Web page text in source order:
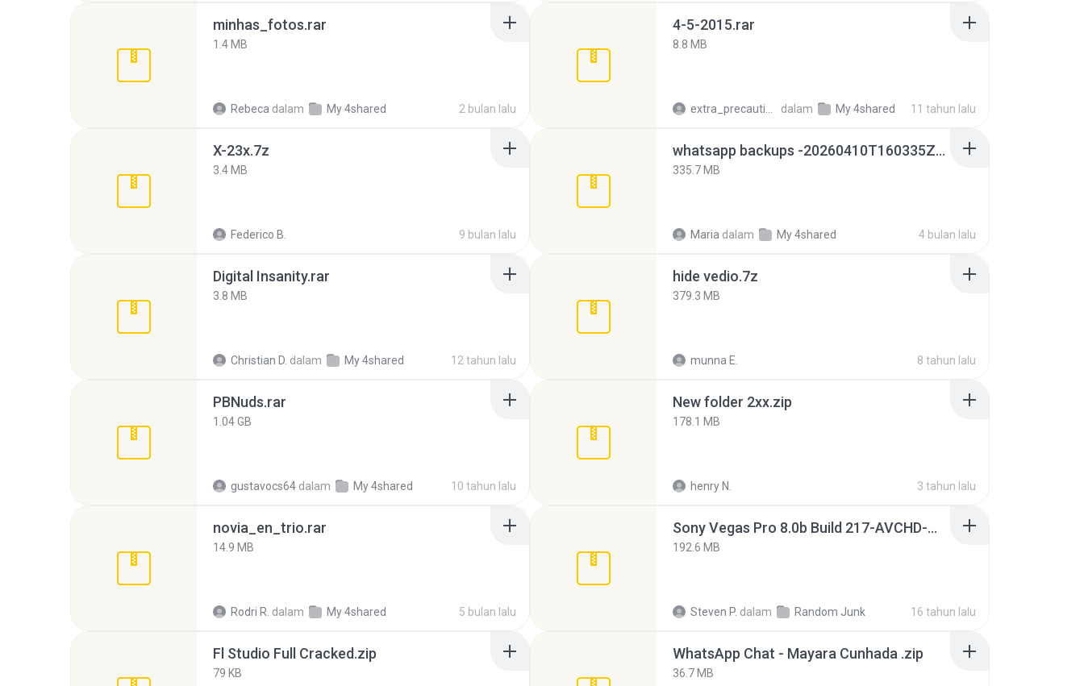
minhas_fotos.rar
1.4 MB
Rebeca dalam My 4shared 2 bulan lalu
4-5-2015.rar
8.8 MB
dalam My 4shared 11 tahun lalu
X-23x.7z
3.4 MB
Federico B. 9 bulan lalu
whatsapp backups -20260410T160335Z-3-001.zip
335.7 MB
Maria dalam My 4shared 4 bulan lalu
Digital Insanity.rar
3.8 MB
Christian D. dalam My 4shared 12 tahun lalu
hide vedio.7z
379.3 MB
munna E. 8 tahun lalu
PBNuds.rar
1.04 GB
gustavocs64 dalam My 4shared 10 tahun lalu
New folder 2xx.zip
178.1 MB
henry N. 3 tahun lalu
novia_en_trio.rar
14.9 MB
Rodri R. dalam My 4shared 5 bulan lalu
Sony Vegas Pro 8.0b Build 217-AVCHD-MPG-AC3 FIXED.7z
192.6 MB
Steven P. dalam Random Junk 16 tahun lalu
Fl Studio Full Cracked.zip
79 KB
WhatsApp Chat - Mayara Cunhada .zip
36.7 MB